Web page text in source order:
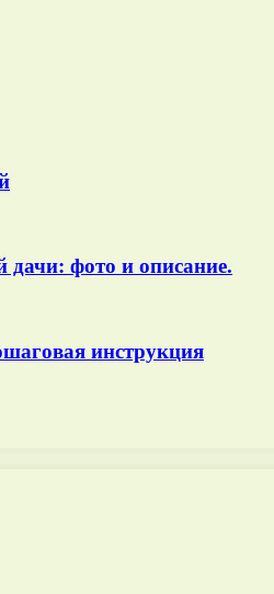
дачи: фото и описание.
инструкция